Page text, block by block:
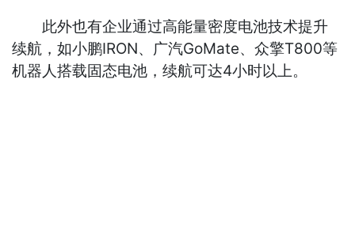
此外也有企业通过高能量密度电池技术提升
续航，如小鹏IRON、广汽GoMate、众擎T800等
机器人搭载固态电池，续航可达4小时以上。